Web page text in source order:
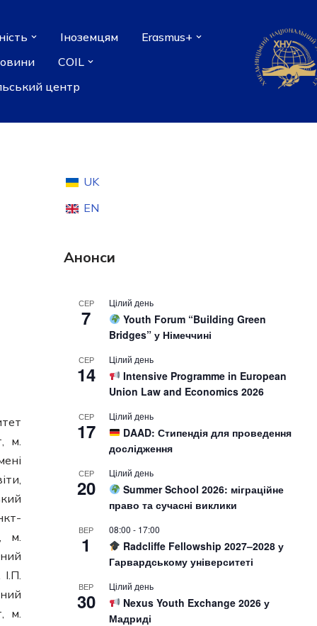
Іноземцям
Erasmus+
COIL
центр
м.
м.
м.
UK
EN
Анонси
СЕР
7
Цілий день
Youth Forum “Building Green
Bridges” у Німеччині
СЕР
14
Цілий день
Intensive Programme in European
Union Law and Economics 2026
СЕР
17
Цілий день
DAAD: Стипендія для проведення
дослідження
СЕР
20
Цілий день
Summer School 2026: міграційне
право та сучасні виклики
ВЕР
1
08:00 - 17:00
Radcliffe Fellowship 2027–2028 у
Гарвардському університеті
ВЕР
30
Цілий день
Nexus Youth Exchange 2026 у
Мадриді